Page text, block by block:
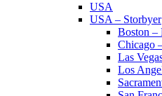
USA
USA – Storbyer
Boston –
Chicago
Las
Los